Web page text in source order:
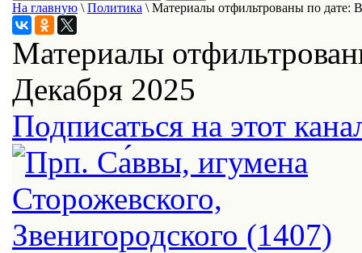
На главную \ Политика \ Материалы отфильтрованы по дате:
Материалы
Декабря 2025
Подписаться на этот